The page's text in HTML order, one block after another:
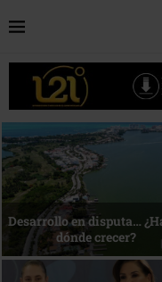
Bottega, un viaje servido
mesa